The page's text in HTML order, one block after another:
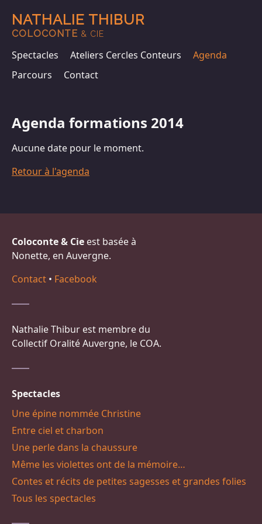
NATHALIE THIBUR
COLOCONTE & CIE
Spectacles Ateliers Cercles Conteurs
Agenda
Parcours
Contact
Agenda formations 2014
Aucune date pour le moment.
Retour à l'agenda
Coloconte & Cie est basée à
Nonette, en Auvergne.
Contact • Facebook
Nathalie Thibur est membre du
Collectif Oralité Auvergne, le COA.
Spectacles
Une épine nommée Christine
Entre ciel et charbon
Une perle dans la chaussure
Même les violettes ont de la mémoire…
Contes et récits de petites sagesses et grandes folies
Tous les spectacles